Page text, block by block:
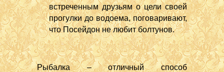
встреченным друзьям о цели своей
прогулки до водоема, поговаривают,
что Посейдон не любит болтунов.
Рыбалка – отличный способ